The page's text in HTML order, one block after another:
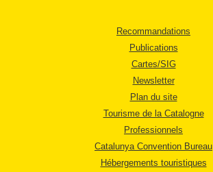
Recommandations
Publications
Cartes/SIG
Newsletter
Plan du site
Tourisme de la Catalogne
Professionnels
Catalunya Convention Bureau
Hébergements touristiques